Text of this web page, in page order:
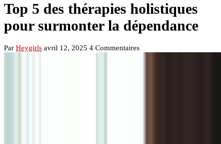
Top 5 des thérapies holistiques
pour surmonter la dépendance
Par Heygirls avril 12, 2025 4 Commentaires